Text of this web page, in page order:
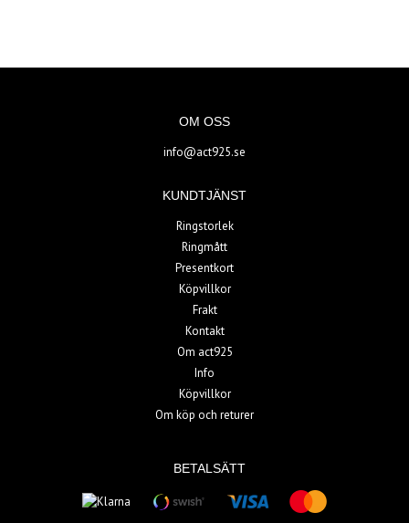
OM OSS
info@act925.se
KUNDTJÄNST
Ringstorlek
Ringmått
Presentkort
Köpvillkor
Frakt
Kontakt
Om act925
Info
Köpvillkor
Om köp och returer
BETALSÄTT